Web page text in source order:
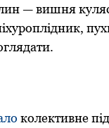
— вишня
колективне